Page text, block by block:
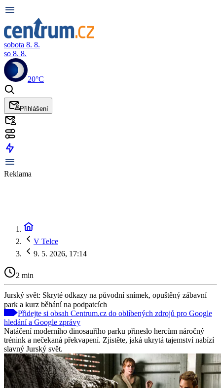
sobota 8. 8.
so 8. 8.
20°C
Přihlášení
Reklama
V Telce
9. 5. 2026, 17:14
2 min
Jurský svět: Skryté odkazy na původní snímek, opuštěný zábavní
park a kurz běhání na podpatcích
Přidejte si obsah Centrum.cz do oblíbených zdrojů pro Google
hledání a Google zprávy
Natáčení moderního dinosauřího parku přineslo hercům náročný
trénink a nečekaná překvapení. Zjistěte, jaká ukrytá tajemství nabízí
slavný Jurský svět.